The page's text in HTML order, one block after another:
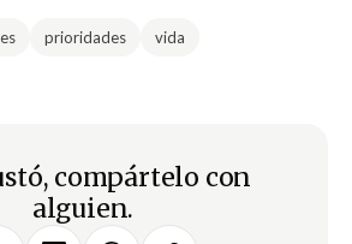
prioridades vida
compártelo con
alguien.